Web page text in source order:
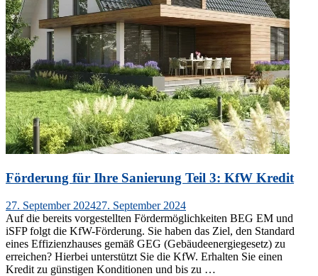
Förderung für Ihre Sanierung Teil 3: KfW Kredit
Veröffentlicht
am
27. September 202427. September 2024
Auf die bereits vorgestellten Fördermöglichkeiten BEG EM und
iSFP folgt die KfW-Förderung. Sie haben das Ziel, den Standard
eines Effizienzhauses gemäß GEG (Gebäudeenergiegesetz) zu
erreichen? Hierbei unterstützt Sie die KfW. Erhalten Sie einen
Kredit zu günstigen Konditionen und bis zu …